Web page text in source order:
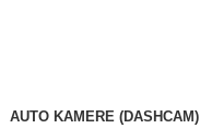
AUTO KAMERE (DASHCAM)